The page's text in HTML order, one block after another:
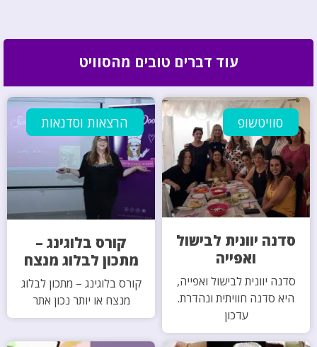
עוד דברים טובים מהסוויט
סוויטשופ
סדנה יוונית לבישול
ואפייה
סדנה יוונית לבישול ואפייה,
היא סדנה חוויתית ונהדרת.
עדכון
הרצאות וסדנאות
קורס בלוגינג –
מתכון לבלוג מנצח
קורס בלוגינג – מתכון לבלוג
מנצח או יותר נכון אתר